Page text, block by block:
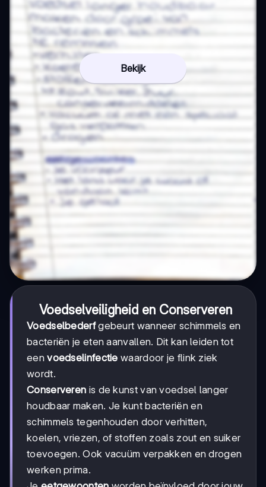
Bekijk
Voedselveiligheid en Conserveren
Voedselbederfgebeurt wanneer schimmels en
bacteriën je eten aanvallen. Dit kan leiden tot
eenvoedselinfectie waardoor je flink ziek
wordt.
Conserveren is de kunst van voedsel langer
houdbaar maken. Je kunt bacteriën en
schimmels tegenhouden door verhitten,
koelen, vriezen, of stoffen zoals zout en suiker
toevoegen. Ook vacuüm verpakken en drogen
werken prima.